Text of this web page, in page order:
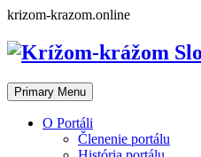
Skip
content
krizom-krazom.online
Primary Menu
O Portáli
Členenie portálu